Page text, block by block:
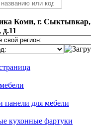
Коми, г.
д.11
панели для мебели
кухонные фартуки